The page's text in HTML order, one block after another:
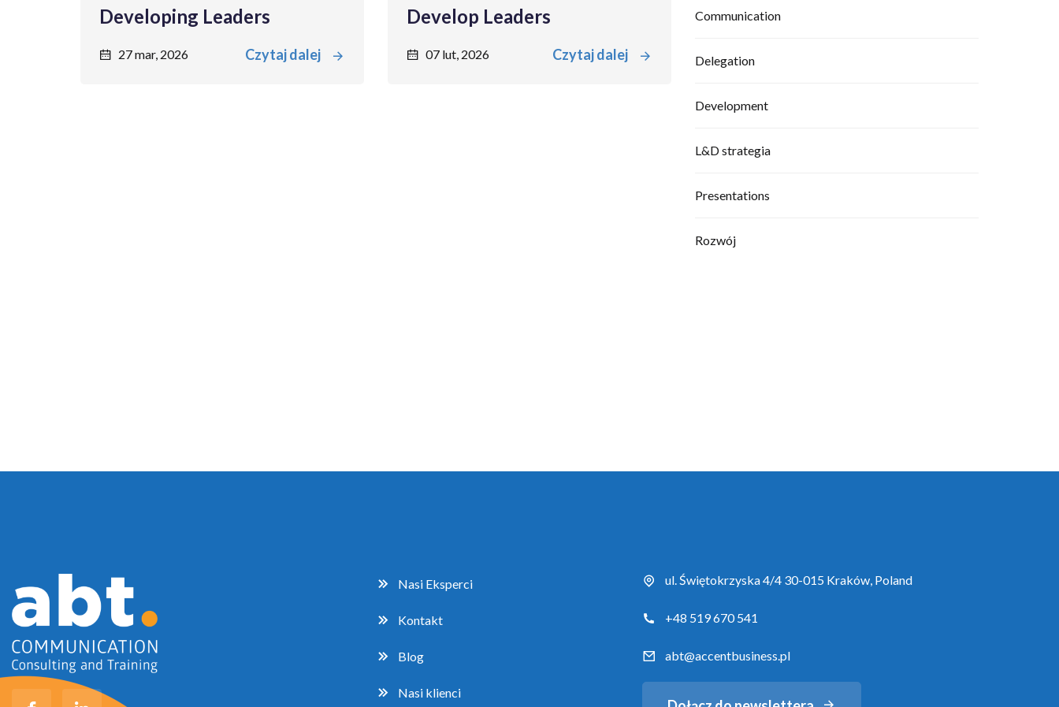
Developing Leaders
27 mar, 2026 Czytaj dalej
Develop Leaders
07 lut, 2026 Czytaj dalej
Communication
Delegation
Development
L&D strategia
Presentations
Rozwój
Nasi Eksperci
Kontakt
Blog
Nasi klienci
ul. Świętokrzyska 4/4 30-015 Kraków, Poland
+48 519 670 541
abt@accentbusiness.pl